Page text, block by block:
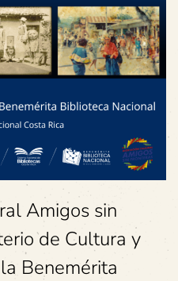
Amigos sin
de Cultura y
Benemérita